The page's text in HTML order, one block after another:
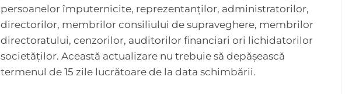
persoanelor împuternicite, reprezentanților, administratorilor,
directorilor, membrilor consiliului de supraveghere, membrilor
directoratului, cenzorilor, auditorilor financiari ori lichidatorilor
societăților. Această actualizare nu trebuie să depășească
termenul de 15 zile lucrătoare de la data schimbării.